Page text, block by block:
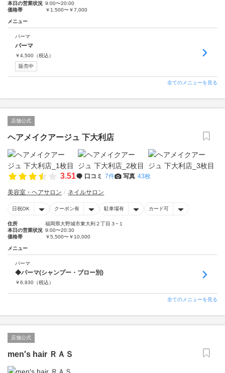
本日の営業状況 9:00〜20:00
価格帯
￥1,500〜￥7,000
メニュー
パーマ
パーマ
￥4,500 （税込）
販売中
全てのメニューを見る
店舗公式
ヘアメイクアージュ 下大利店
3.51 口コミ 7件 写真 43枚
美容室・ヘアサロン ネイルサロン
日祝OK クーポン有 駐車場有 カード可
住所
福岡県大野城市東大利２丁目３−１
本日の営業状況 9:00〜20:30
価格帯
￥5,500〜￥10,000
メニュー
パーマ
◆パーマ(シャンプー・ブロー別)
￥6,930 （税込）
全てのメニューを見る
店舗公式
men′s hair ＲＡＳ